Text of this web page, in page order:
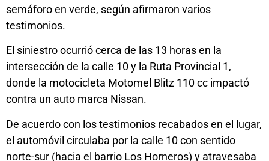
semáforo en verde, según afirmaron varios
testimonios.
El siniestro ocurrió cerca de las 13 horas en la
intersección de la calle 10 y la Ruta Provincial 1,
donde la motocicleta Motomel Blitz 110 cc impactó
contra un auto marca Nissan.
De acuerdo con los testimonios recabados en el lugar,
el automóvil circulaba por la calle 10 con sentido
norte-sur (hacia el barrio Los Horneros) y atravesaba